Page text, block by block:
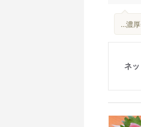
...濃
ネ